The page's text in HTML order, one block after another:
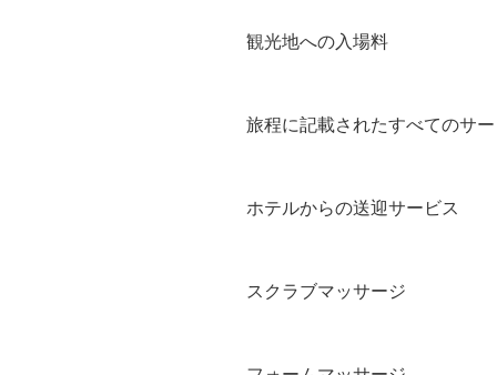
観光地への入場料
旅程に記載されたすべてのサ
ホテルからの送迎サービス
スクラブマッサージ